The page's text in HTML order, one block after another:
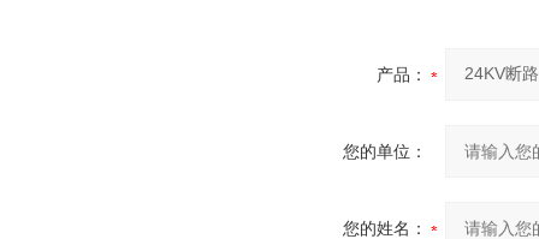
产品：
您的单位：
您的姓名：